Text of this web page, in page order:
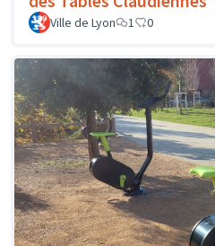
Ville de Lyon 1 0